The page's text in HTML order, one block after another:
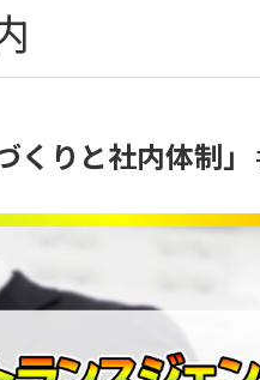
くりと社内体制